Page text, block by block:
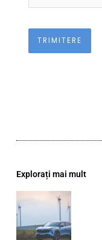
Explorați mai mult